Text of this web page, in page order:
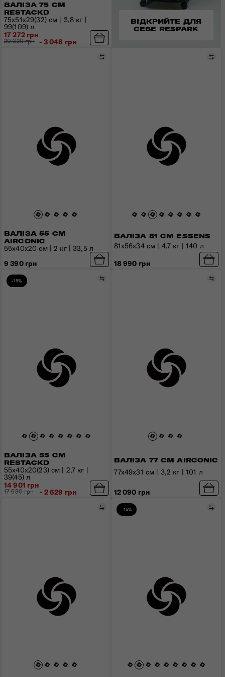
ВАЛІЗА 75 СМ
RESTACKD
75x51x29(32) см | 3,8 кг |
99(109) л
17 272 грн
20 320 грн - 3 048 грн
ВАЛІЗА 55 СМ
AIRCONIC
Порівняти
55x40x20 см | 2 кг | 33,5 л
9 390 грн
ВАЛІЗА 81 СМ ESSENS
81x56x34 см | 4,7 кг | 140 л
18 990 грн
-15%
ВАЛІЗА 55 СМ
RESTACKD
Порівняти
55x40x20(23) см | 2,7 кг |
39(45) л
14 901 грн
17 530 грн - 2 629 грн
ВАЛІЗА 77 СМ AIRCONIC
77x49x31 см | 3,2 кг | 101 л
12 090 грн
Порівняти
-15%
ВІДКРИЙТЕ ДЛЯ
СЕБЕ RESPARK